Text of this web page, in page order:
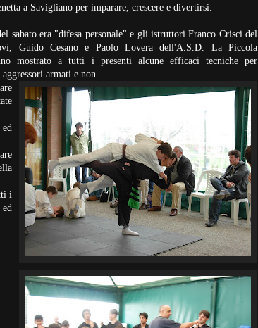
a Savigliano per imparare, crescere e divertirsi.
sabato era "difesa personale" e gli istruttori Franco Crisci del
Guido Cesano e Paolo Lovera dell'A.S.D. La Piccola
mostrato a tutti i presenti alcune efficaci tecniche per
armati e non.
i